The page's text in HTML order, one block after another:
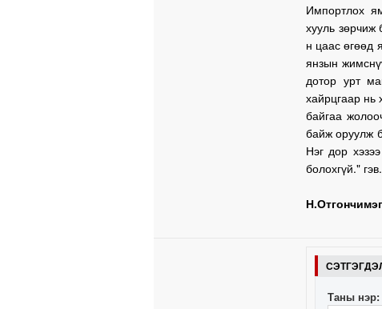
Импортлох
хууль зөрчиж
н цаас өгөөд
янзын
дотор урт
хайрцгаар нь
байгаа
байж оруулж
Нэг дор
болохгүй." гэв.
Н.Отгончимэг
Таны нэр: